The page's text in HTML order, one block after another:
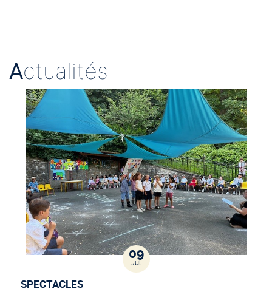
Actualités
09
Jul
SPECTACLES